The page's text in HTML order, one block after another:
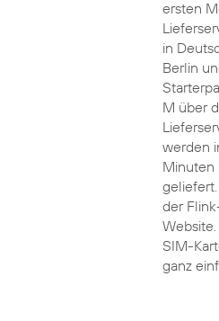
ersten
in
Berlin
M über
werden
Minuten
der
Website.
SIM-
ganz